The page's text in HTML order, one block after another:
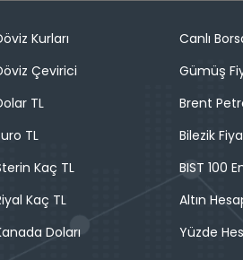
Kurları
Çevirici
TL
TL
Kaç TL
Kaç TL
Doları
Canlı
Gümüş
Brent
Bilezik
BIST 100
Altın
Yüzde